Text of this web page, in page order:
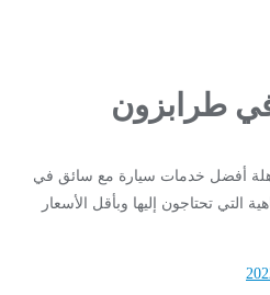
طرابزون
أفضل خدمات سيارة مع سائق في
التي تحتاجون إليها وبأقل الأسعار